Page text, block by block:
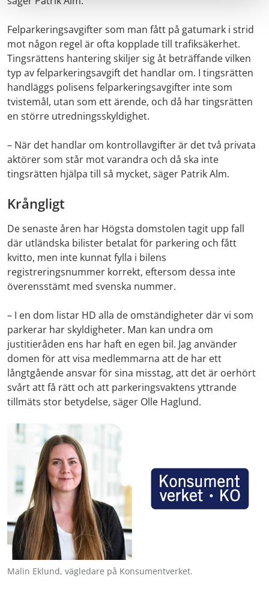
Felparkeringsavgifter som man fått på gatumark i strid
mot någon regel är ofta kopplade till trafiksäkerhet.
Tingsrättens hantering skiljer sig åt beträffande vilken
typ av felparkeringsavgift det handlar om. I tingsrätten
handläggs polisens felparkeringsavgifter inte som
tvistemål, utan som ett ärende, och då har tingsrätten
en större utredningsskyldighet.
– När det handlar om kontrollavgifter är det två privata
aktörer som står mot varandra och då ska inte
tingsrätten hjälpa till så mycket, säger Patrik Alm.
Krångligt
De senaste åren har Högsta domstolen tagit upp fall
där utländska bilister betalat för parkering och fått
kvitto, men inte kunnat fylla i bilens
registreringsnummer korrekt, eftersom dessa inte
överensstämt med svenska nummer.
– I en dom listar HD alla de omständigheter där vi som
parkerar har skyldigheter. Man kan undra om
justitieråden ens har haft en egen bil. Jag använder
domen för att visa medlemmarna att de har ett
långtgående ansvar för sina misstag, att det är oerhört
svårt att få rätt och att parkeringsvaktens yttrande
tillmäts stor betydelse, säger Olle Haglund.
Malin Eklund, vägledare på Konsumentverket.